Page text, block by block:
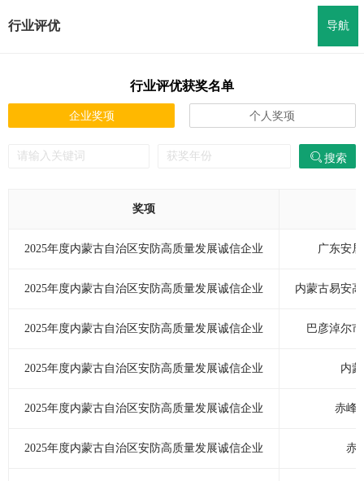
导航
获奖名单
行业评优
行业评优获奖名单
企业奖项 个人奖项
搜索
奖项
2025年度内蒙古自治区安防高质量发展诚信企业 广东安
2025年度内蒙古自治区安防高质量发展诚信企业 内蒙古易安
2025年度内蒙古自治区安防高质量发展诚信企业 巴彦淖尔
2025年度内蒙古自治区安防高质量发展诚信企业 内
2025年度内蒙古自治区安防高质量发展诚信企业 赤峰
2025年度内蒙古自治区安防高质量发展诚信企业 赤